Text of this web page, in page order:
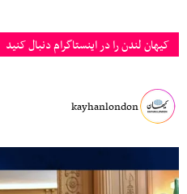
کیهان لندن را در اینستاگرام دنبال کنید
kayhanlondon